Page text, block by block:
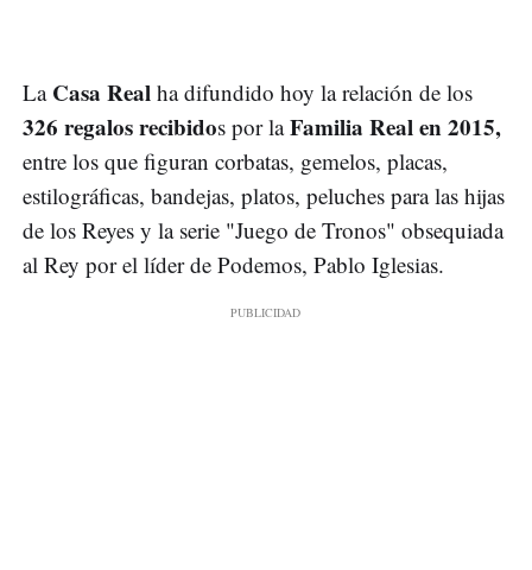
La Casa Real ha difundido hoy la relación de los
326 regalos recibidos por laFamilia Real en 2015,
entre los que figuran corbatas, gemelos, placas,
estilográficas, bandejas, platos, peluches para las hijas
de los Reyes y la serie "Juego de Tronos" obsequiada
al Rey por el líder de Podemos, Pablo Iglesias.